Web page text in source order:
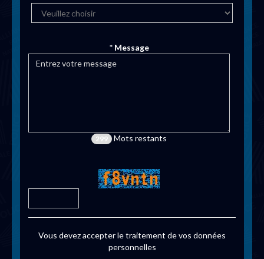
* Message
299 Mots restants
Vous devez accepter le traitement de vos données
personnelles